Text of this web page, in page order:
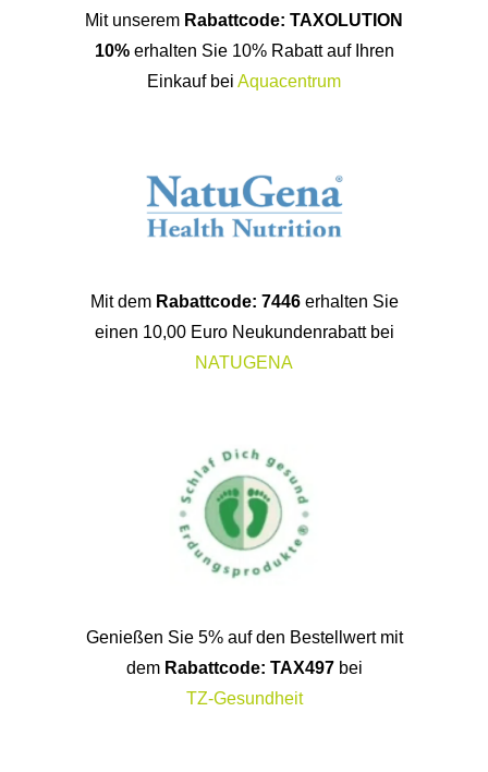
Mit unserem Rabattcode: TAXOLUTION
10%erhalten Sie 10% Rabatt auf Ihren
Einkauf bei Aquacentrum
Mit dem Rabattcode: 7446erhalten Sie
einen 10,00 Euro Neukundenrabatt bei
NATUGENA
Genießen Sie 5% auf den Bestellwert mit
dem Rabattcode: TAX497 bei
TZ-Gesundheit